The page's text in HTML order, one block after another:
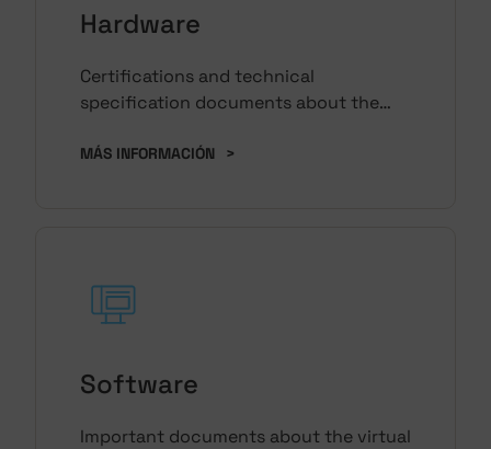
Hardware
Certifications and technical
specification documents about the
MÁS INFORMACIÓN >
Software
Important documents about the virtual